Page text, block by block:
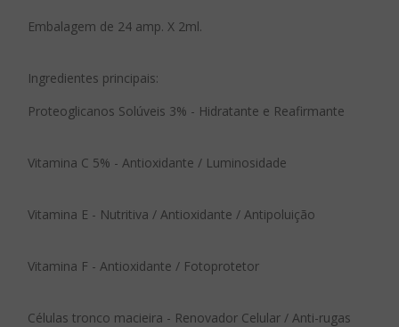
Embalagem de 24 amp. X 2ml.
Ingredientes principais:
Proteoglicanos Solúveis 3% - Hidratante e Reafirmante
Vitamina C 5% - Antioxidante / Luminosidade
Vitamina E - Nutritiva / Antioxidante / Antipoluição
Vitamina F - Antioxidante / Fotoprotetor
Células tronco macieira - Renovador Celular / Anti-rugas